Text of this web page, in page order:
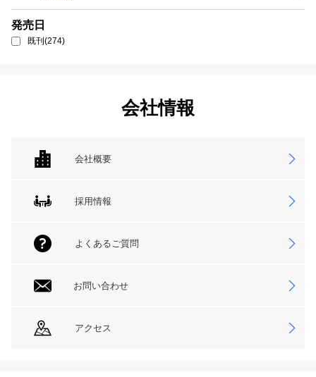
発売日
既刊(274)
会社情報
会社概要
採用情報
よくあるご質問
お問い合わせ
アクセス